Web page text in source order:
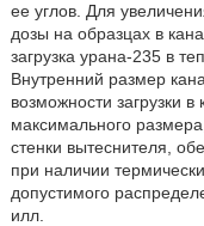
ее углов. Для
дозы на образцах в
загрузка урана-235 в
Внутренний размер
возможности загрузки
максимального
стенки вытеснителя,
при наличии
допустимого
илл.